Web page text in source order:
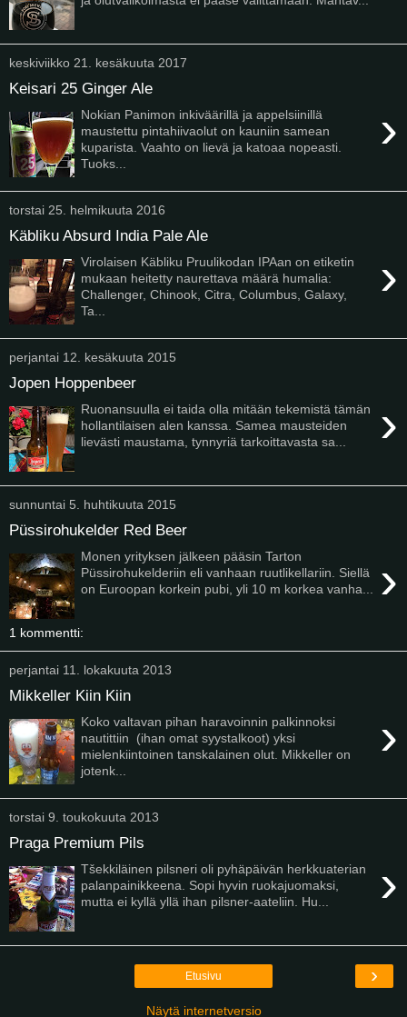
keskiviikko 21. kesäkuuta 2017
Keisari 25 Ginger Ale
›
Nokian Panimon inkiväärillä ja appelsiinillä
maustettu pintahiivaolut on kauniin samean
kuparista. Vaahto on lievä ja katoaa nopeasti.
Tuoks...
torstai 25. helmikuuta 2016
Käbliku Absurd India Pale Ale
›
Virolaisen Käbliku Pruulikodan IPAan on etiketin
mukaan heitetty naurettava määrä humalia:
Challenger, Chinook, Citra, Columbus, Galaxy,
Ta...
perjantai 12. kesäkuuta 2015
Jopen Hoppenbeer
›
Ruonansuulla ei taida olla mitään tekemistä tämän
hollantilaisen alen kanssa. Samea mausteiden
lievästi maustama, tynnyriä tarkoittavasta sa...
sunnuntai 5. huhtikuuta 2015
Püssirohukelder Red Beer
›
Monen yrityksen jälkeen pääsin Tarton
Püssirohukelderiin eli vanhaan ruutlikellariin. Siellä
on Euroopan korkein pubi, yli 10 m korkea vanha...
1 kommentti:
perjantai 11. lokakuuta 2013
Mikkeller Kiin Kiin
›
Koko valtavan pihan haravoinnin palkinnoksi
nautittiin (ihan omat syystalkoot) yksi
mielenkiintoinen tanskalainen olut. Mikkeller on
jotenk...
torstai 9. toukokuuta 2013
Praga Premium Pils
›
Tšekkiläinen pilsneri oli pyhäpäivän herkkuaterian
palanpainikkeena. Sopi hyvin ruokajuomaksi,
mutta ei kyllä yllä ihan pilsner-aateliin. Hu...
›
Etusivu
Näytä internetversio